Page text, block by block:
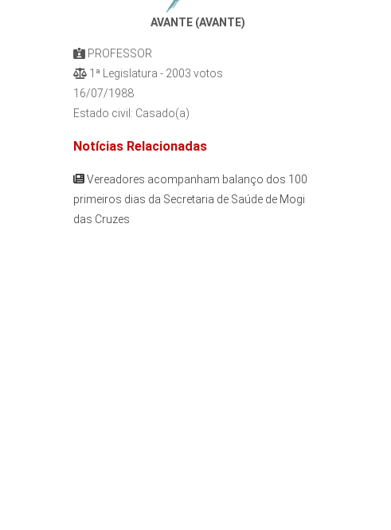
AVANTE (AVANTE)
PROFESSOR
1ª Legislatura - 2003 votos
16/07/1988
Estado civil: Casado(a)
Notícias Relacionadas
Vereadores acompanham balanço dos 100
primeiros dias da Secretaria de Saúde de Mogi
das Cruzes